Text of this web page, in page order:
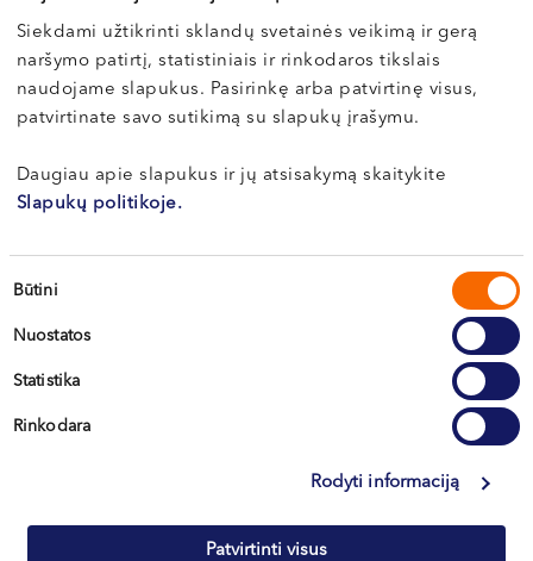
Siekdami užtikrinti sklandų svetainės veikimą ir gerą
naršymo patirtį, statistiniais ir rinkodaros tikslais
naudojame slapukus. Pasirinkę arba patvirtinę visus,
patvirtinate savo sutikimą su slapukų įrašymu.
Daugiau apie slapukus ir jų atsisakymą skaitykite
Slapukų politikoje.
Sutikimo
Būtini
Nuostatos
Statistika
Rinkodara
Rodyti informaciją
Patvirtinti visus
Konsultacijos ir tyrimai
Tyrimai atliekami tik kartu su gydytojo konsultacija
Pakartotinė vidaus ligų gydytojo (terapeuto)
konsultacija
Pilvo organų echoskopija (kepenys, kasa, tulžies pūslė
ištyrimo)
55 €